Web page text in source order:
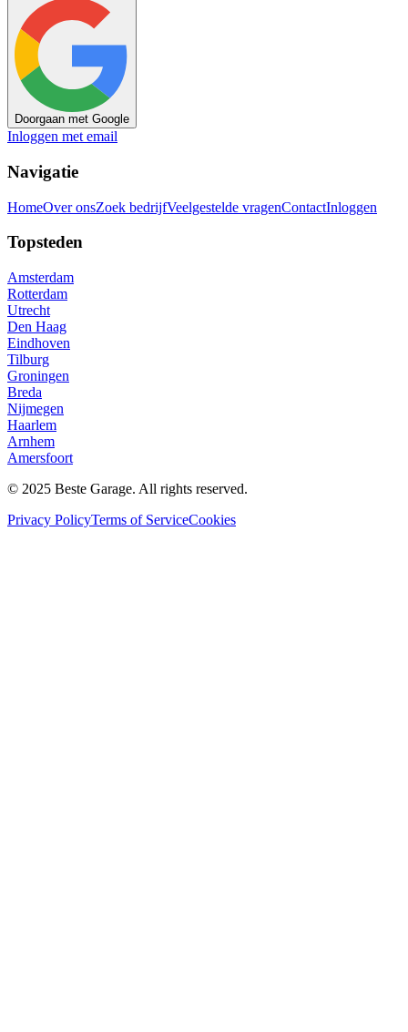
Doorgaan met Google
Inloggen met email
Navigatie
HomeOver onsZoek bedrijfVeelgestelde vragenContactInloggen
Topsteden
Amsterdam
Rotterdam
Utrecht
Den Haag
Eindhoven
Tilburg
Groningen
Breda
Nijmegen
Haarlem
Arnhem
Amersfoort
© 2025 Beste Garage. All rights reserved.
Privacy PolicyTerms of ServiceCookies